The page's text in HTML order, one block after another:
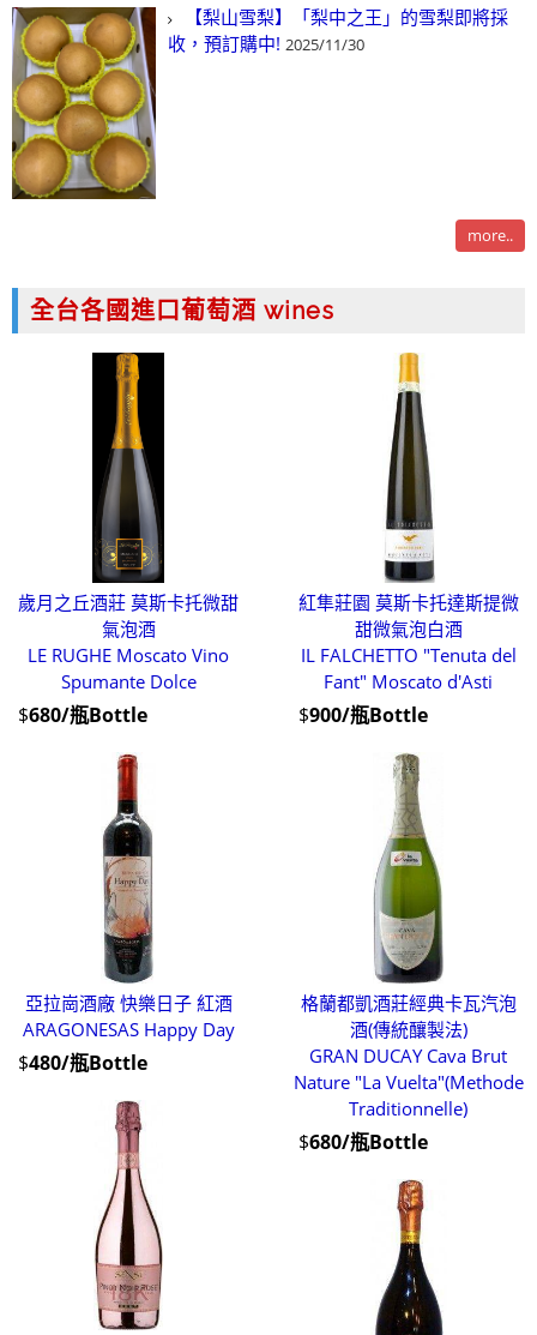
【梨山雪梨】「梨中之王」的雪梨即將採
收，預訂購中! 2025/11/30
more..
全台各國進口葡萄酒 wines
歲月之丘酒莊 莫斯卡托微甜
氣泡酒
LE RUGHE Moscato Vino
Spumante Dolce
$680/瓶Bottle
紅隼莊園 莫斯卡托達斯提微
甜微氣泡白酒
IL FALCHETTO "Tenuta del
Fant" Moscato d'Asti
$900/瓶Bottle
亞拉崗酒廠 快樂日子 紅酒
ARAGONESAS Happy Day
$480/瓶Bottle
格蘭都凱酒莊經典卡瓦汽泡
酒(傳統釀製法)
GRAN DUCAY Cava Brut
Nature "La Vuelta"(Methode
Traditionnelle)
$680/瓶Bottle